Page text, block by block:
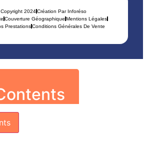
2024Création Par Inforéso
Couverture Géographique Mentions Légales
Prestations Conditions Générales De Vente